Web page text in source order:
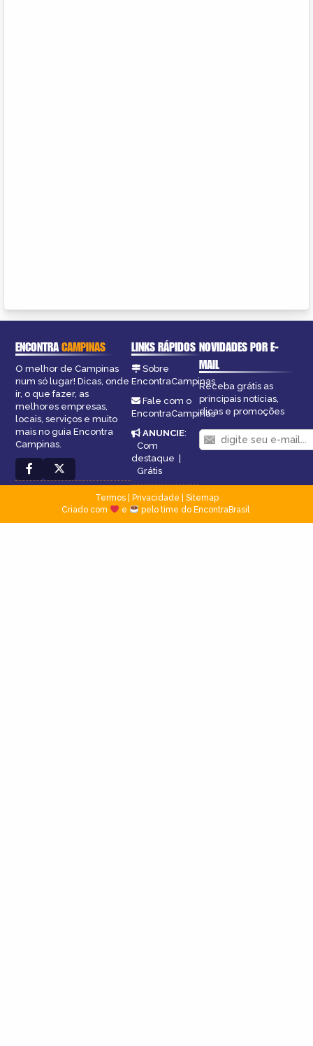
ENCONTRACAMPINAS
O melhor de Campinas
num só lugar! Dicas, onde
ir, o que fazer, as
melhores empresas,
locais, serviços e muito
mais no guia Encontra
Campinas.
LINKS RÁPIDOS
Sobre
EncontraCampinas
Fale com o
EncontraCampinas
ANUNCIE:
Com
destaque |
Grátis
NOVIDADES POR E-
MAIL
Receba grátis as
principais notícias,
dicas e promoções
Termos| Privacidade
Sitemap
Criado com
e pelo time do EncontraBrasil